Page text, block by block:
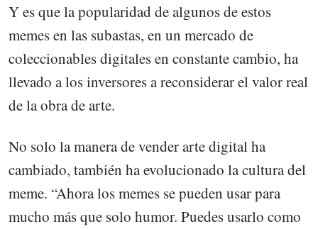
Y es que la popularidad de algunos de estos
memes en las subastas, en un mercado de
coleccionables digitales en constante cambio, ha
llevado a los inversores a reconsiderar el valor real
de la obra de arte.
No solo la manera de vender arte digital ha
cambiado, también ha evolucionado la cultura del
meme. “Ahora los memes se pueden usar para
mucho más que solo humor. Puedes usarlo como